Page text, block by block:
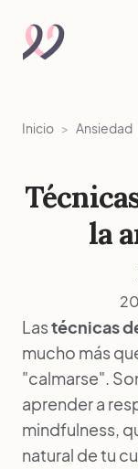
Inicio > Ansiedad
la
Lastécnicas
mucho más
"calmarse".
aprender a
mindfulness,
natural de tu